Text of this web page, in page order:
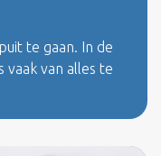
te gaan. In de
van alles te